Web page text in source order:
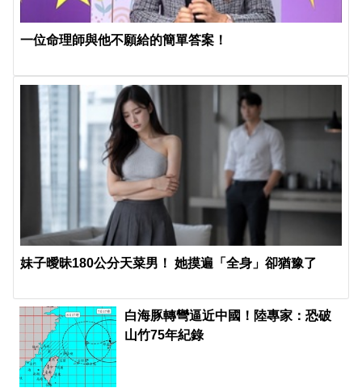
一位命理師與他不願給的簡單答案！
妹子曖昧180公分天菜男！ 她摸遍「全身」卻猶豫了
白海豚轉彎逼近中國！陸專家：恐破
山竹75年紀錄